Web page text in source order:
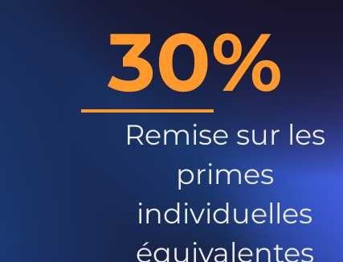
30%
Remise sur les
primes
individuelles
équivalentes